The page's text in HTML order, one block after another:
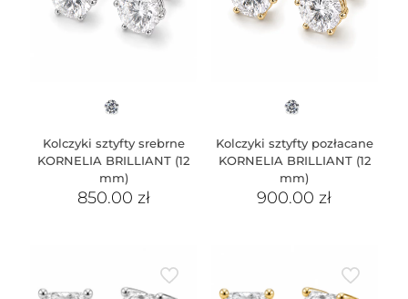
Kolczyki sztyfty srebrne
KORNELIA BRILLIANT (12
mm)
850.00 zł
Kolczyki sztyfty pozłacane
KORNELIA BRILLIANT (12
mm)
900.00zł